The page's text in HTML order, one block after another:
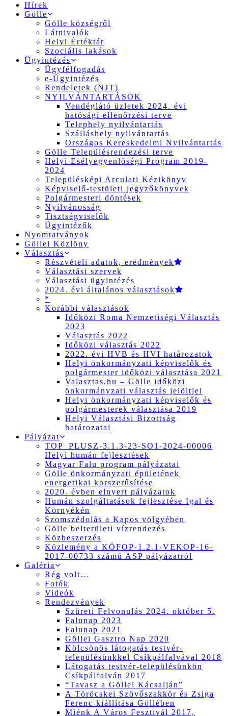
Hírek
Gölle
Gölle községről
Látnivalók
Helyi Értéktár
Szociális lakások
Ügyintézés
Ügyfélfogadás
e-Ügyintézés
Rendeletek (NJT)
NYILVÁNTARTÁSOK
Vendéglátó üzletek 2024. évi
hatósági ellenőrzési terve
Telephely nyilvántartás
Szálláshely nyilvántartás
Országos Kereskedelmi Nyilvántartás
Gölle Településrendezési terve
Helyi Esélyegyenlőségi Program 2019-
2024
Településképi Arculati Kézikönyv
Képviselő-testületi jegyzőkönyvek
Polgármesteri döntések
Nyilvánosság
Tisztségviselők
Ügyintézők
Nyomtatványok
Göllei Közlöny
Választás
Részvételi adatok, eredmények
Választási szervek
Választási ügyintézés
2024. évi általános választások
*
Korábbi választások
Időközi Roma Nemzetiségi Választás
2023
Választás 2022
Időközi választás 2022
2022. évi HVB és HVI határozatok
Helyi önkormányzati képviselők és
polgármester időközi választása 2021
Valasztas.hu – Gölle időközi
önkormányzati választás jelöltjei
Helyi önkormányzati képviselők és
polgármesterek választása 2019
Helyi Választási Bizottság
határozatai
Pályázat
TOP_PLUSZ-3.1.3-23-SO1-2024-00006
Helyi humán fejlesztések
Magyar Falu program pályázatai
Gölle önkormányzati épületének
energetikai korszerűsítése
2020. évben elnyert pályázatok
Humán szolgáltatások fejlesztése Igal és
Környékén
Szomszédolás a Kapos völgyében
Gölle belterületi vízrendezés
Közbeszerzés
Közlemény a KÖFOP-1.2.1-VEKOP-16-
2017-00733 számú ASP pályázatról
Galéria
Rég volt…
Fotók
Videók
Rendezvények
Szüreti Felvonulás 2024. október 5.
Falunap 2023
Falunap 2021
Göllei Gasztro Nap 2020
Kölcsönös látogatás testvér-
településünkkel Csíkpálfalvával 2018
Látogatás testvér-településünkön
Csíkpálfalván 2017
“Tavasz a Göllei Kácsalján”
A Töröcskei Szövőszakkör és Zsiga
Ferenc kiállítása Göllében
Miénk A Város Fesztivál 2017,